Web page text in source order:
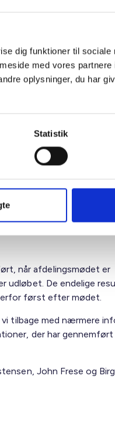
dig funktioner til sociale
med vores
oplysninger, du har
Statistik
hjemmesiden og ved
man ønsker at opstille
efterfølgende lægges
mulighed for at stille
på hjemmesiden.
når afdelingsmødet er
udløbet. De endelige
først efter mødet.
vi tilbage med nærmere
der har
John Frese og